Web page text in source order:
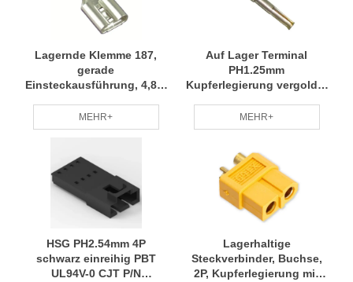
Lagernde Klemme 187,
gerade
Einsteckausführung, 4,8 x
mit Zinnbeschichtung
(Marke Guanling) FI-
MEHR+
Auf Lager Terminal
PH1.25mm
Kupferlegierung vergoldet
Drahtdurchmesser 26#-30#
BW P/N 70157-1023 RCD
MEHR+
HSG PH2.54mm 4P
schwarz einreihig PBT
UL94V-0 CJT P/N
Lagerhaltige
Steckverbinder, Buchse,
2P, Kupferlegierung mit